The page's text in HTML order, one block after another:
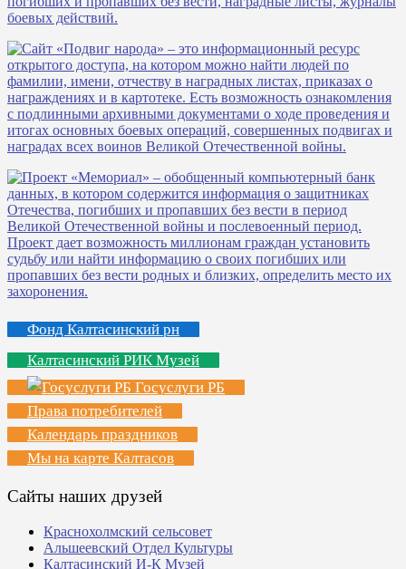
Фонд Калтасинский рн
Калтасинский РИК Музей
Госуслуги РБ
Права потребителей
Календарь праздников
Мы на карте Калтасов
Сайты наших друзей
Краснохолмский сельсовет
Альшеевский Отдел Культуры
Калтасинский И-К Музей